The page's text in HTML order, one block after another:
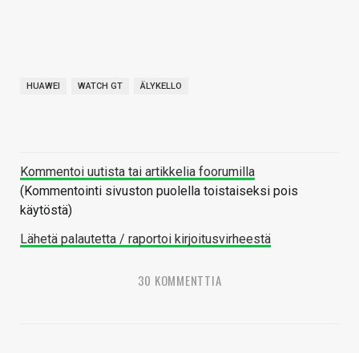
HUAWEI WATCH GT ÄLYKELLO
Kommentoi uutista tai artikkelia foorumilla
(Kommentointi sivuston puolella toistaiseksi pois
käytöstä)
Lähetä palautetta / raportoi kirjoitusvirheestä
30 KOMMENTTIA